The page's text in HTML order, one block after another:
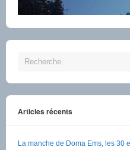
Articles récents
La manche de Doma Ems, les 30